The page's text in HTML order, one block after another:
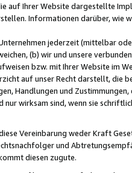
auf Ihrer Website dargestellte
Informationen darüber, wie
jederzeit (mittelbar
(b) wir und unsere
bzw. mit Ihrer Website im
auf unser Recht darstellt, die
Handlungen und
wirksam sind, wenn sie
Vereinbarung weder Kraft
und
diesen zugute.